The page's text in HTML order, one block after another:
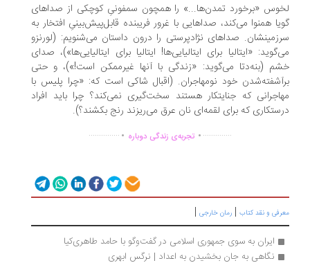
«برخورد تمدن‌ها...» را همچون سمفونیِ کوچکی از صداهای
همنوا می‌کند، صداهایی با غرور فریبنده قابل‌پیش‌بینیِ افتخار به
صداهای نژادپرستی را درون داستان می‌شنویم: (لورنزو
«ایتالیا برای ایتالیایی‌ها! ایتالیا برای ایتالیایی‌ها»)، صدای
(بنه‌دتا می‌گوید: «زندگی با آنها غیرممکن است!»)، و حتی
خود نومهاجران. (اقبال شاکی است که: «چرا پلیس با
که جنایتکار هستند سخت‌گیری نمی‌کند؟ چرا باید افراد
که برای لقمه‌ای نان عرق می‌ریزند رنج بکشند؟).
................تجربه‌ی زندگی دوباره ...............
و نقد کتاب|رمان خارجی|
ایران به سوی جمهوری اسلامی در گفت‌وگو با حامد طاهری‌کیا
نگاهی به جان بخشیدن به اعداد | نرگس ابهری